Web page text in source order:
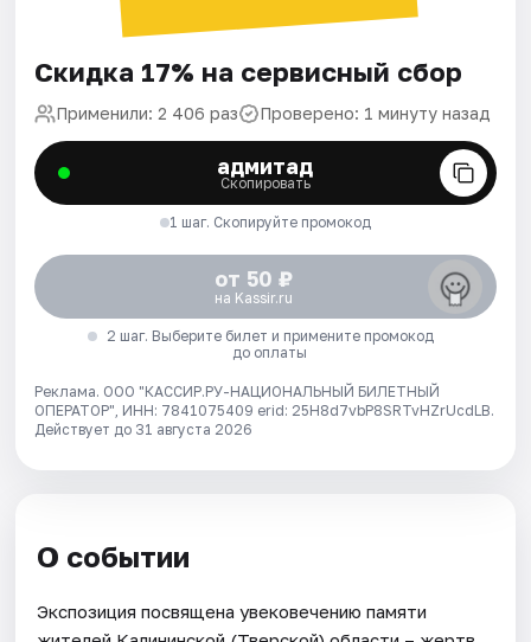
Скидка 17% на сервисный сбор
Применили: 2 406 раз Проверено: 1 минуту назад
адмитад
Скопировать
1 шаг. Скопируйте промокод
от 50 ₽
на Kassir.ru
2 шаг. Выберите билет и примените промокод
до оплаты
Реклама. ООО "КАССИР.РУ-НАЦИОНАЛЬНЫЙ БИЛЕТНЫЙ
ОПЕРАТОР", ИНН: 7841075409 erid: 25H8d7vbP8SRTvHZrUcdLB.
Действует до 31 августа 2026
О событии
Экспозиция посвящена увековечению памяти